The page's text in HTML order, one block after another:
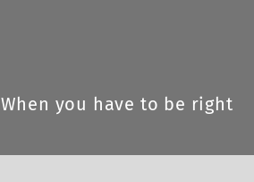
When you have to be right